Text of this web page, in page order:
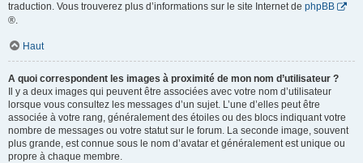
traduction. Vous trouverez plus d’informations sur le site Internet de phpBB
®.
Haut
A quoi correspondent les images à proximité de mon nom d’utilisateur ?
Il y a deux images qui peuvent être associées avec votre nom d’utilisateur
lorsque vous consultez les messages d’un sujet. L’une d’elles peut être
associée à votre rang, généralement des étoiles ou des blocs indiquant votre
nombre de messages ou votre statut sur le forum. La seconde image, souvent
plus grande, est connue sous le nom d’avatar et généralement est unique ou
propre à chaque membre.